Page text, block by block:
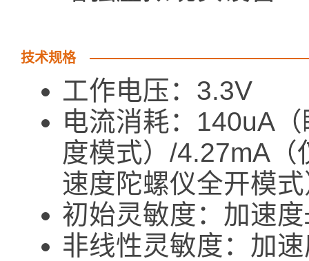
技术规格
工作电压：3.3V
电流消耗：140uA
度模式）/4.27mA
速度陀螺仪全开模
初始灵敏度：加速
非线性灵敏度：加